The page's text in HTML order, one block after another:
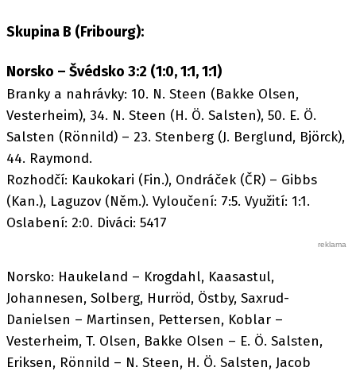
Skupina B (Fribourg):
Norsko – Švédsko 3:2 (1:0, 1:1, 1:1)
Branky a nahrávky: 10. N. Steen (Bakke Olsen,
Vesterheim), 34. N. Steen (H. Ö. Salsten), 50. E. Ö.
Salsten (Rönnild) – 23. Stenberg (J. Berglund, Björck),
44. Raymond.
Rozhodčí: Kaukokari (Fin.), Ondráček (ČR) – Gibbs
(Kan.), Laguzov (Něm.). Vyloučení: 7:5. Využití: 1:1.
Oslabení: 2:0. Diváci: 5417
Norsko: Haukeland – Krogdahl, Kaasastul,
Johannesen, Solberg, Hurröd, Östby, Saxrud-
Danielsen – Martinsen, Pettersen, Koblar –
Vesterheim, T. Olsen, Bakke Olsen – E. Ö. Salsten,
Eriksen, Rönnild – N. Steen, H. Ö. Salsten, Jacob